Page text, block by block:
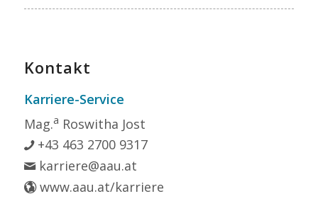
Kontakt
Karriere-Service
Mag.a Roswitha Jost
+43 463 2700 9317
karriere@aau.at
www.aau.at/karriere